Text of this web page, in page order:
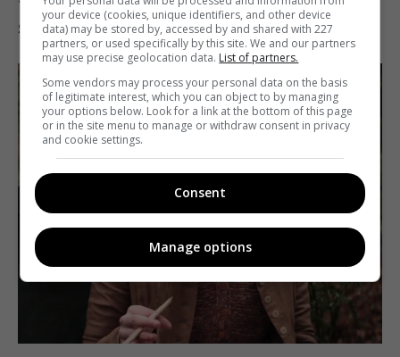
Shelley)
your device (cookies, unique identifiers, and other device
data) may be stored by, accessed by and shared with 227
partners, or used specifically by this site. We and our partners
may use precise geolocation data. List of partners.
Some vendors may process your personal data on the basis
of legitimate interest, which you can object to by managing
your options below. Look for a link at the bottom of this page
or in the site menu to manage or withdraw consent in privacy
and cookie settings.
Consent
Manage options